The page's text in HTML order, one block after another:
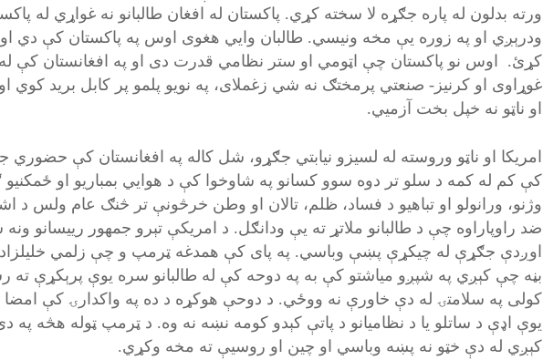
ورته بدلون له پاره جګړه لا سخته کړي. پاکستان له افغان طالبانو نه غواړي له
ودرېږي او په زوره يې مخه ونيسي. طالبان وايي هغوی اوس په پاکستان کې دي
کړئ. اوس نو پاکستان چې اټومي او ستر نظامي قدرت دی او په افغانستان کې
غوړاوی او کرنيز- صنعتي پرمختګ نه شي زغملای، په نويو پلمو پر کابل بريد کوي
او ناټو نه خپل بخت آزميي.
امريکا او ناټو وروسته له لسيزو نيابتي جګړو، شل کاله په افغانستان کې
کې کم له کمه د سلو تر دوه سوو کسانو په شاوخوا کې د هوايي بمباريو او ځمکنيو
وژنو، ورانولو او تباهيو د فساد، ظلم، تالان او وطن خرڅونې تر څنګ عام ولس د
ضد راوپاراوه چې د طالبانو ملاتړ ته يې ودانګل. د امريکې تېرو جمهور رییسانو
اوږدې جګړې له چيکړې پښې وباسي. په پای کې همدغه ټرمپ و چې زلمي خليلزاد
بڼه چې کېږي په شپږو مياشتو کې به په دوحه کې له طالبانو سره يوې پرېکړې
کولی په سلامتۍ له دې خاورې نه ووځي. د دوحې هوکړه د ده په واکدارۍ کې
يوې اډې د ساتلو يا د نظاميانو د پاتې کېدو کومه نښه نه وه. د ټرمپ ټوله هڅه
کېږي له دې خټو نه پښه وباسي او چين او روسيې ته مخه وکړي.